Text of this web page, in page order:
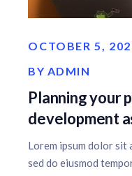
OCTOBER 5,
BY ADMIN
Planning your
development
Lorem ipsum dolor sit
sed do eiusmod